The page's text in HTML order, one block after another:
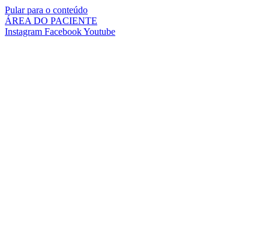
Pular para o conteúdo
ÁREA DO PACIENTE
Instagram FacebookYoutube